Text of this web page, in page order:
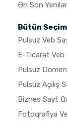
Ən Son
Bütün
Pulsuz Veb
E-Ticarət Veb
Pulsuz
Pulsuz Açılış
Biznes Sayt
Fotoqrafiya